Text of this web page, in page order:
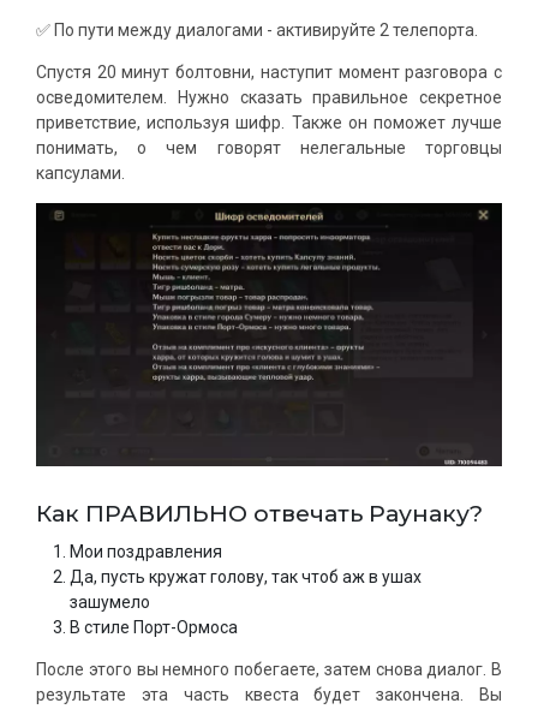
✅ По пути между диалогами - активируйте 2 телепорта.
Спустя 20 минут болтовни, наступит момент разговора с
осведомителем. Нужно сказать правильное секретное
приветствие, используя шифр. Также он поможет лучше
понимать, о чем говорят нелегальные торговцы
капсулами.
Как ПРАВИЛЬНО отвечать Раунаку?
Мои поздравления
Да, пусть кружат голову, так чтоб аж в ушах
зашумело
В стиле Порт-Ормоса
После этого вы немного побегаете, затем снова диалог. В
результате эта часть квеста будет закончена. Вы